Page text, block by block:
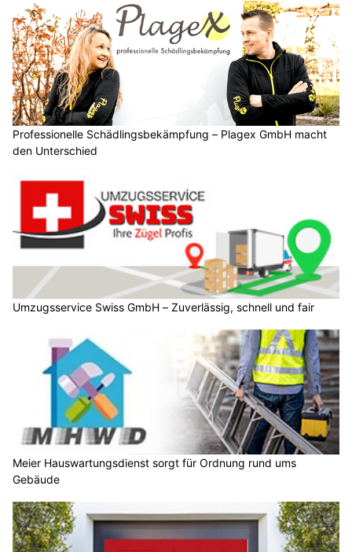
Professionelle Schädlingsbekämpfung – Plagex GmbH macht
den Unterschied
Umzugsservice Swiss GmbH – Zuverlässig, schnell und fair
Meier Hauswartungsdienst sorgt für Ordnung rund ums
Gebäude